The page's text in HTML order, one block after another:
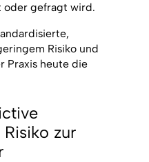
oder gefragt wird.
Risiko und
Praxis heute die
zur